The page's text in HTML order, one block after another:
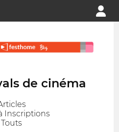
de cinéma
Inscriptions
Touts